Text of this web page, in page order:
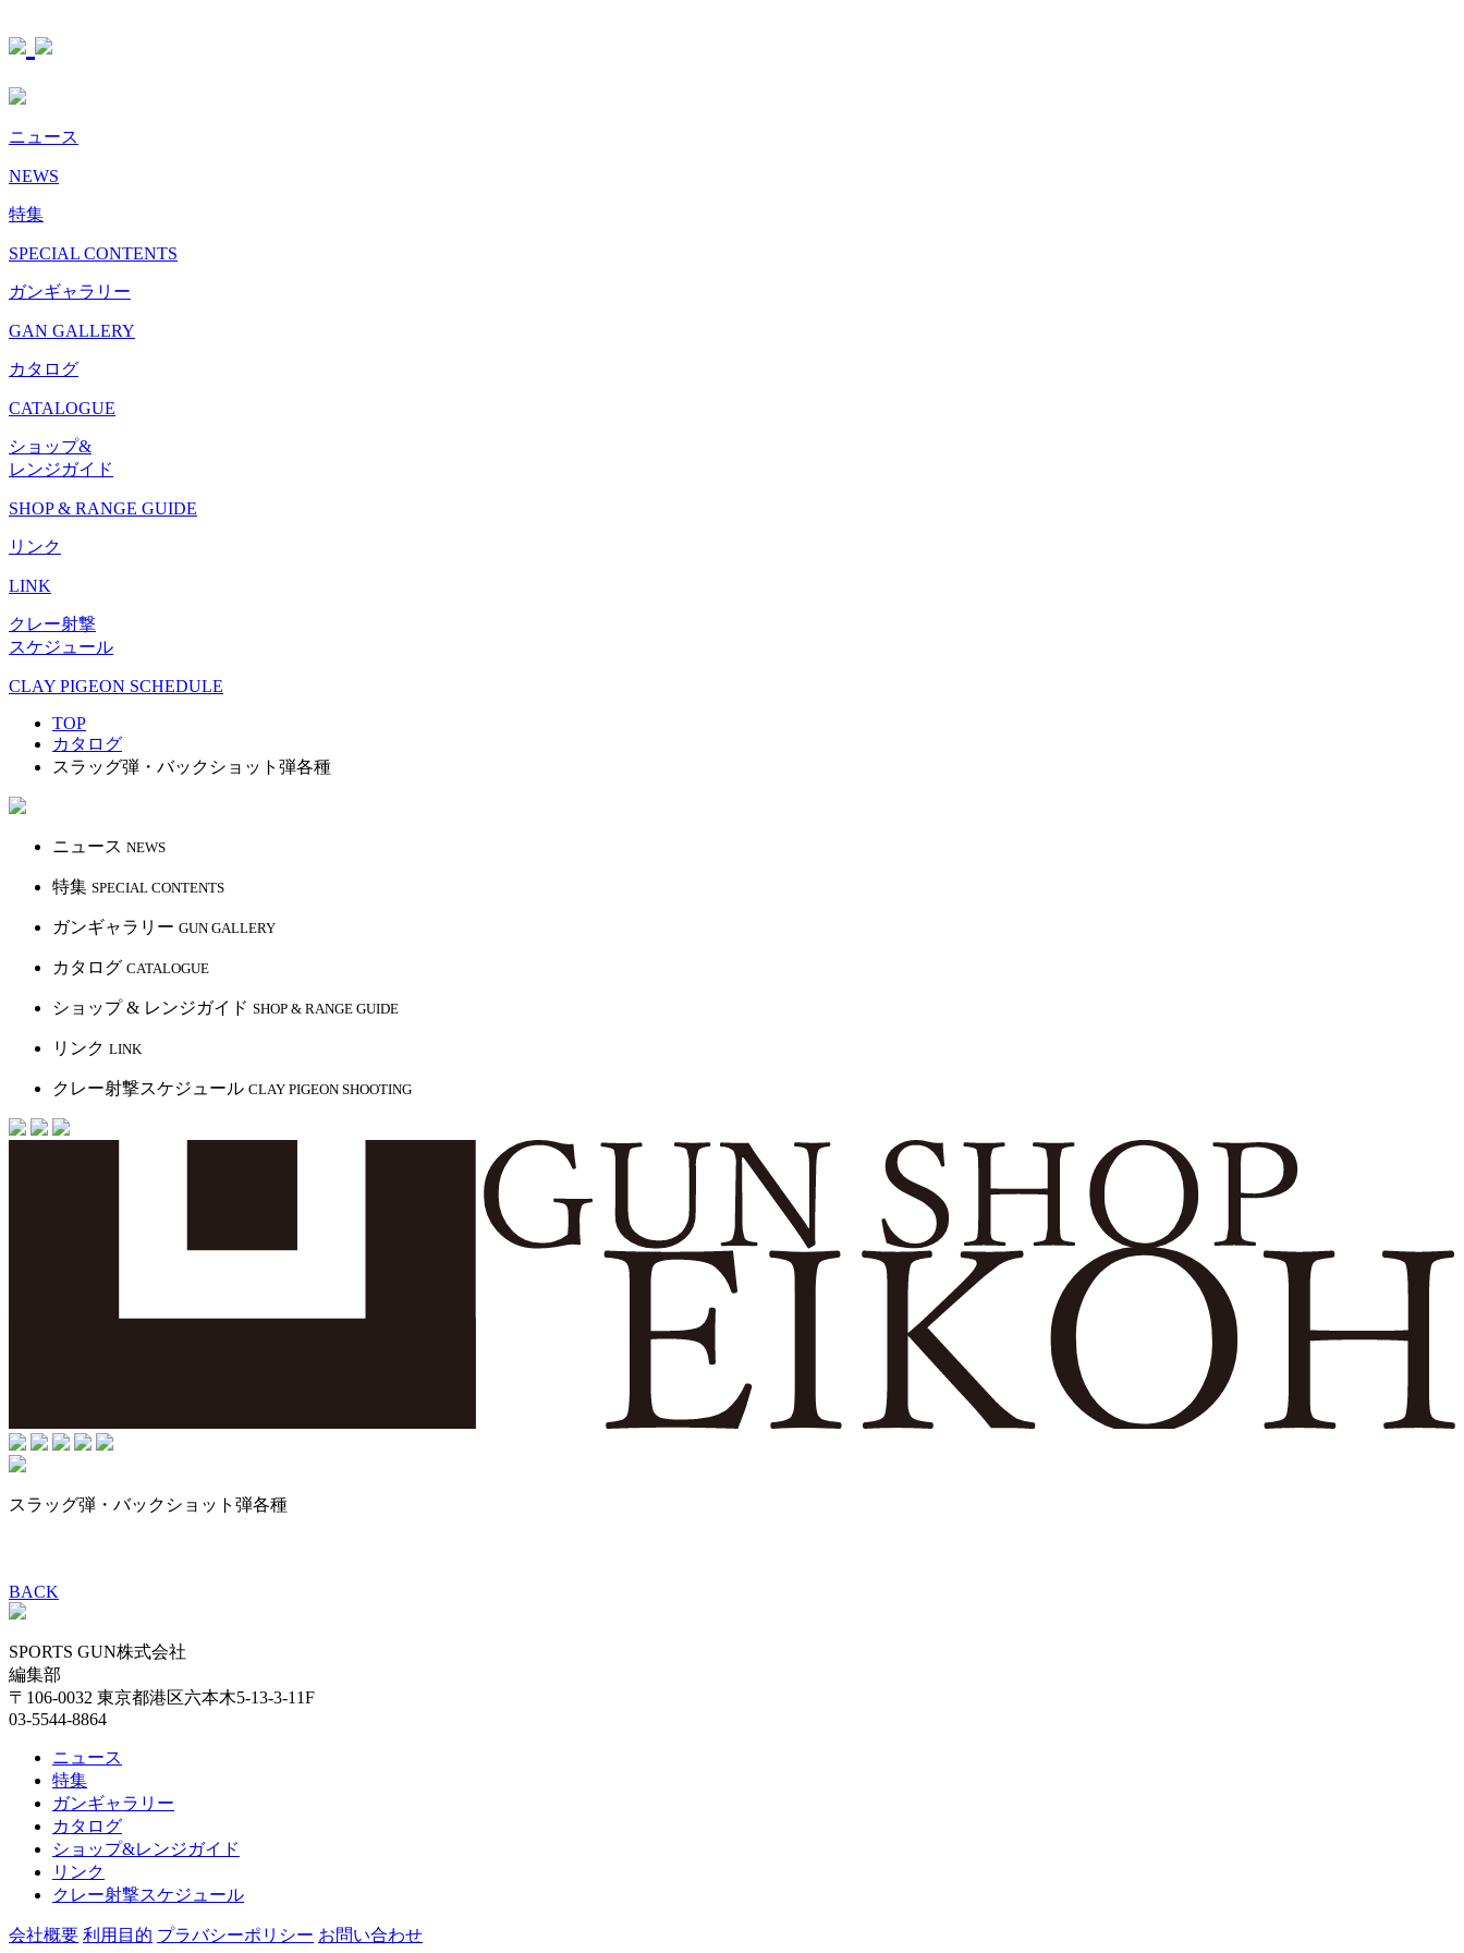
ニュース
NEWS
特集
SPECIAL CONTENTS
ガンギャラリー
GAN GALLERY
カタログ
CATALOGUE
ショップ&
レンジガイド
SHOP & RANGE GUIDE
リンク
LINK
クレー射撃
スケジュール
CLAY PIGEON SCHEDULE
TOP
カタログ
スラッグ弾・バックショット弾各種
ニュース NEWS
特集 SPECIAL CONTENTS
ガンギャラリー GUN GALLERY
カタログ CATALOGUE
ショップ & レンジガイド SHOP & RANGE GUIDE
リンク LINK
クレー射撃スケジュール CLAY PIGEON SHOOTING
スラッグ弾・バックショット弾各種
BACK
SPORTS GUN株式会社
編集部
〒106-0032 東京都港区六本木5-13-3-11F
03-5544-8864
ニュース
特集
ガンギャラリー
カタログ
ショップ&レンジガイド
リンク
クレー射撃スケジュール
会社概要 利用目的 プラバシーポリシー お問い合わせ